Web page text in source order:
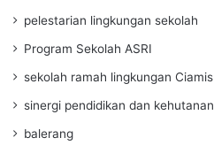
pelestarian lingkungan sekolah
Program Sekolah ASRI
sekolah ramah lingkungan Ciamis
sinergi pendidikan dan kehutanan
balerang